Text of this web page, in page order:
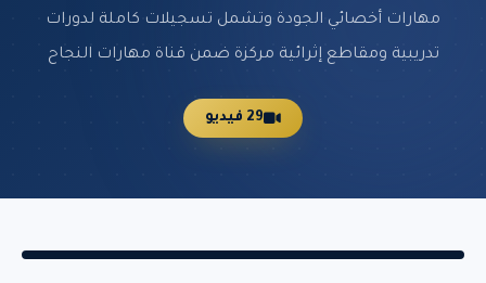
مهارات أخصائي الجودة وتشمل تسجيلات كاملة لدورات
تدريبية ومقاطع إثرائية مركزة ضمن قناة مهارات النجاح
29 فيديو